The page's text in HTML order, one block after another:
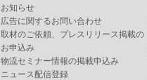
お知らせ
広告に関するお問い合わせ
取材のご依頼、プレスリリース掲載の
お申込み
物流セミナー情報の掲載申込み
ニュース配信登録